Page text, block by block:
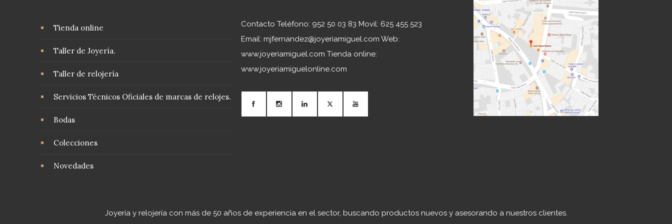
Tienda online
Taller de Joyería.
Taller de relojería
Servicios Técnicos Oficiales de marcas de relojes.
Bodas
Colecciones
Novedades
Contacto Teléfono: 952 50 03 83 Movil: 625 455 523
Email: mjfernandez@joyeriamiguel.com Web:
www.joyeriamiguel.com Tienda online:
www.joyeriamiguelonline.com
Joyería y relojería con más de 50 años de experiencia en el sector, buscando productos nuevos y asesorando a nuestros clientes.